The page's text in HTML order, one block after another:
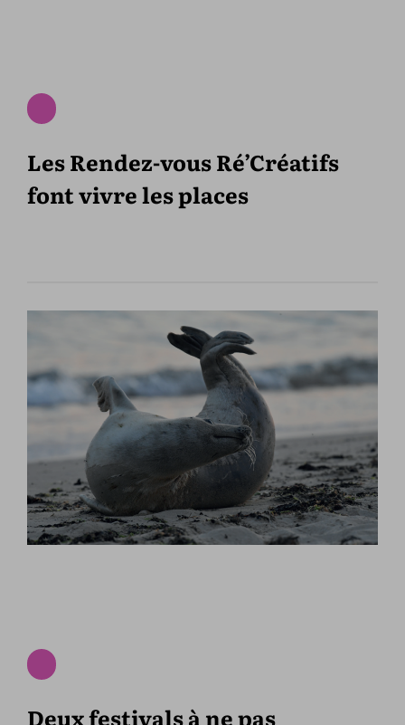
Les Rendez-vous Ré’Créatifs
font vivre les places
Deux festivals à ne pas